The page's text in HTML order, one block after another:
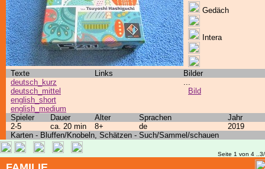
Gedäch
Intera
Texte Links
Bilder
deutsch_kurz
deutsch_mittel
english_short
english_medium
...
Bild
Spieler Dauer Alter Sprachen
Jahr
2-5
ca. 20 min 8+ de
2019
Karten - Bluffen/Knobeln, Schätzen - Such/Sammel/schauen
Seite 1 von 4